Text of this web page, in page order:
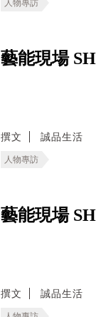
人物專訪
藝能現場
撰文 誠品生活
人物專訪
藝能現場
撰文 誠品生活